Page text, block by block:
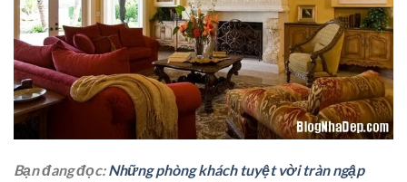
Bạn đang đọc:Những phòng khách tuyệt vời tràn ngập